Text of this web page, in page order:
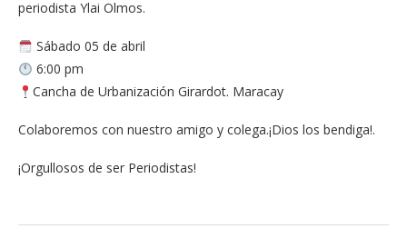
periodista Ylai Olmos.
Sábado 05 de abril
6:00 pm
Cancha de Urbanización Girardot. Maracay
Colaboremos con nuestro amigo y colega.¡Dios los bendiga!.
¡Orgullosos de ser Periodistas!